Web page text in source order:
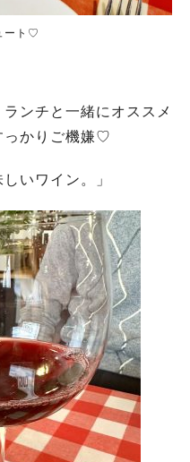
ート♡
ンチと一緒にオススメ
っかりご機嫌♡
いワイン。」